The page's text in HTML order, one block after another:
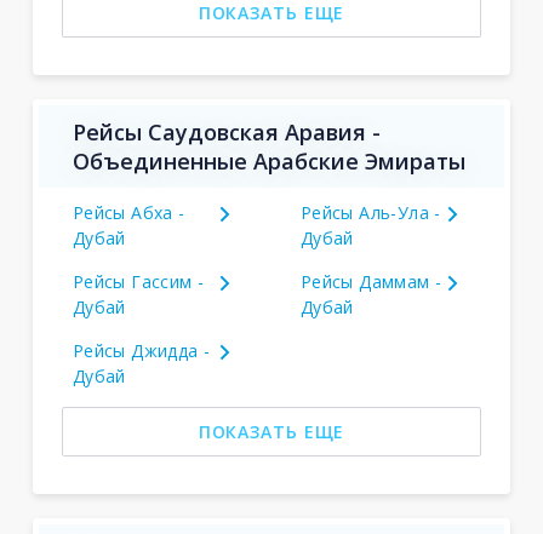
ПОКАЗАТЬ ЕЩЕ
Рейсы Саудовская Аравия -
Объединенные Арабские Эмираты
Рейсы Абха -
Дубай
Рейсы Аль-Ула -
Дубай
Рейсы Гассим -
Дубай
Рейсы Даммам -
Дубай
Рейсы Джидда -
Дубай
ПОКАЗАТЬ ЕЩЕ